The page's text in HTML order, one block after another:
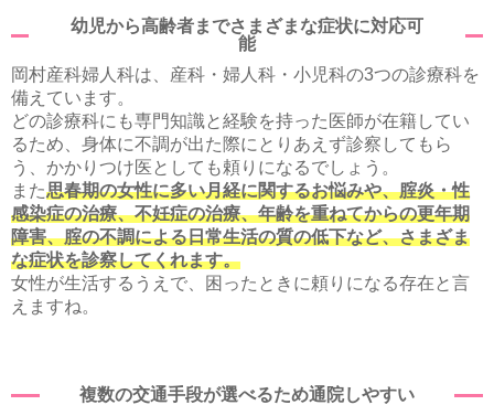
幼児から高齢者までさまざまな症状に対応可
能
岡村産科婦人科は、産科・婦人科・小児科の3つの診療科を
備えています。
どの診療科にも専門知識と経験を持った医師が在籍してい
るため、身体に不調が出た際にとりあえず診察してもら
う、かかりつけ医としても頼りになるでしょう。
また思春期の女性に多い月経に関するお悩みや、腟炎・性
感染症の治療、不妊症の治療、年齢を重ねてからの更年期
障害、腟の不調による日常生活の質の低下など、さまざま
な症状を診察してくれます。
女性が生活するうえで、困ったときに頼りになる存在と言
えますね。
複数の交通手段が選べるため通院しやすい